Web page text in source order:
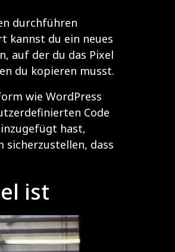
durchführen
kannst du ein neues
auf der du das Pixel
du kopieren musst.
wie WordPress
Code
hast,
sicherzustellen, dass
ist